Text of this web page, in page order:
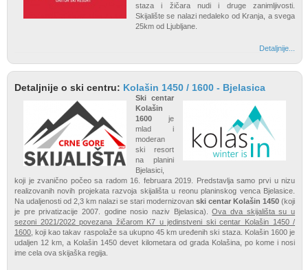
staza i žičara nudi i druge zanimljivosti.
Skijalište se nalazi nedaleko od Kranja, a svega
25km od Ljubljane.
Detaljnije...
Detaljnije o ski centru: Kolašin 1450 / 1600 - Bjelasica
Ski centar
Kolašin
1600 je
mlad i
moderan
ski resort
na planini
Bjelasici,
koji je zvanično počeo sa radom 16. februara 2019. Predstavlja samo prvi u nizu
realizovanih novih projekata razvoja skijališta u reonu planinskog venca Bjelasice.
Na udaljenosti od 2,3 km nalazi se stari modernizovanski centar Kolašin 1450(koji
je pre privatizacije 2007. godine nosio naziv Bjelasica).Ova dva skijališta su u
sezoni 2021/2022 povezana žičarom K7 u jedinstveni ski centar Kolašin 1450 /
1600 , koji kao takav raspolaže sa ukupno 45 km uređenih ski staza. Kolašin 1600 je
udaljen 12 km, a Kolašin 1450 devet kilometara od grada Kolašina, po kome i nosi
ime cela ova skijaška regija.